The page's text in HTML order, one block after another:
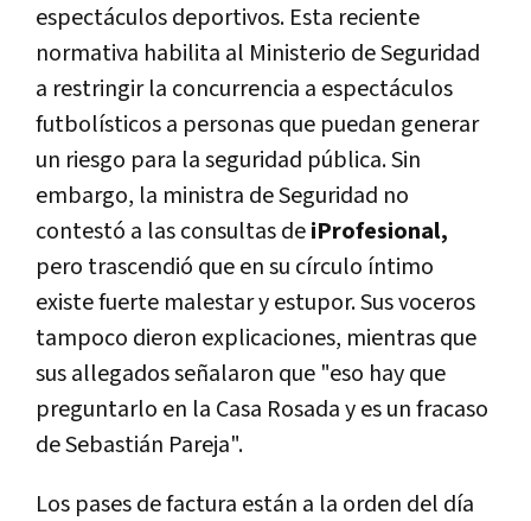
espectáculos deportivos. Esta reciente
normativa habilita al Ministerio de Seguridad
a restringir la concurrencia a espectáculos
futbolísticos a personas que puedan generar
un riesgo para la seguridad pública. Sin
embargo, la ministra de Seguridad no
contestó a las consultas deiProfesional,
pero trascendió que en su círculo íntimo
existe fuerte malestar y estupor. Sus voceros
tampoco dieron explicaciones, mientras que
sus allegados señalaron que "eso hay que
preguntarlo en la Casa Rosada y es un fracaso
de Sebastián Pareja".
Los pases de factura están a la orden del día